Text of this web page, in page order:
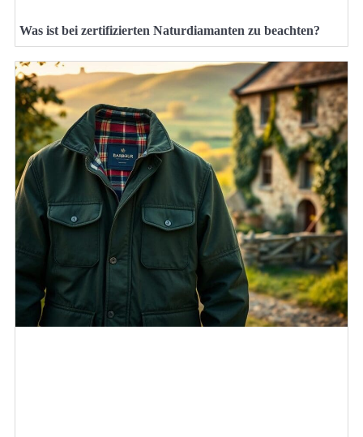
Was ist bei zertifizierten Naturdiamanten zu beachten?